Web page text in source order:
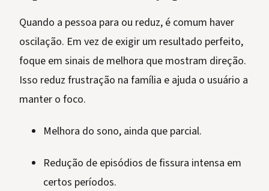
Quando a pessoa para ou reduz, é comum haver
oscilação. Em vez de exigir um resultado perfeito,
foque em sinais de melhora que mostram direção.
Isso reduz frustração na família e ajuda o usuário a
manter o foco.
Melhora do sono, ainda que parcial.
Redução de episódios de fissura intensa em
certos períodos.